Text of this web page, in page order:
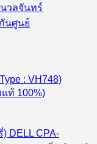
: VH748)
แท้ 100%)